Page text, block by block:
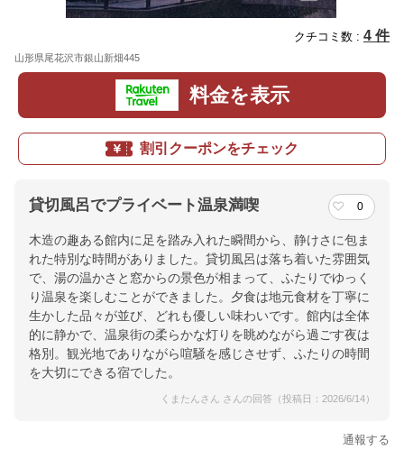
クチコミ数 : 4 件
山形県尾花沢市銀山新畑445
料金を表示
割引クーポンをチェック
貸切風呂でプライベート温泉満喫 0
木造の趣ある館内に足を踏み入れた瞬間から、静けさに包ま
れた特別な時間がありました。貸切風呂は落ち着いた雰囲気
で、湯の温かさと窓からの景色が相まって、ふたりでゆっく
り温泉を楽しむことができました。夕食は地元食材を丁寧に
生かした品々が並び、どれも優しい味わいです。館内は全体
的に静かで、温泉街の柔らかな灯りを眺めながら過ごす夜は
格別。観光地でありながら喧騒を感じさせず、ふたりの時間
を大切にできる宿でした。
くまたんさん さんの回答（投稿日：2026/6/14）
通報する